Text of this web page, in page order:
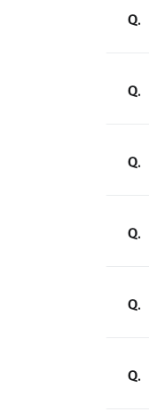
Q.
Q.
Q.
Q.
Q.
Q.